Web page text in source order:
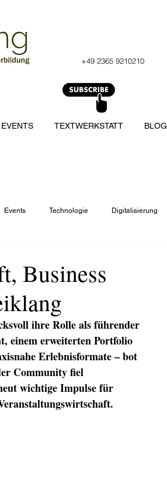
+49 2365 9210210
Events Technologie Digitalisierung
Business
ihre Rolle als führender
einem erweiterten Portfolio
Erlebnisformate – bot
Community fiel
wichtige Impulse für
EVENTS TEXTWERKSTATT BLOG